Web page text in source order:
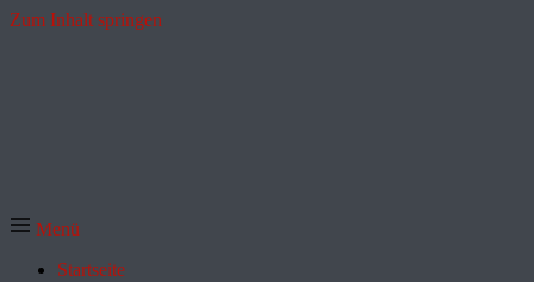
Zum Inhalt springen
Menü
Startseite